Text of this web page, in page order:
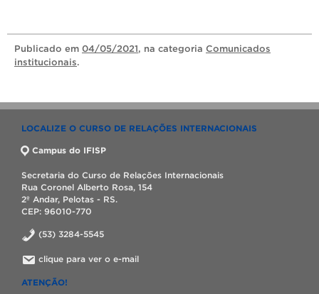
Publicado em 04/05/2021, na categoria Comunicados
institucionais.
LOCALIZE O CURSO DE RELAÇÕES INTERNACIONAIS
Campus do IFISP
Secretaria do Curso de Relações Internacionais
Rua Coronel Alberto Rosa, 154
2º Andar, Pelotas - RS.
CEP: 96010-770
(53) 3284-5545
clique para ver o e-mail
ATENÇÃO!